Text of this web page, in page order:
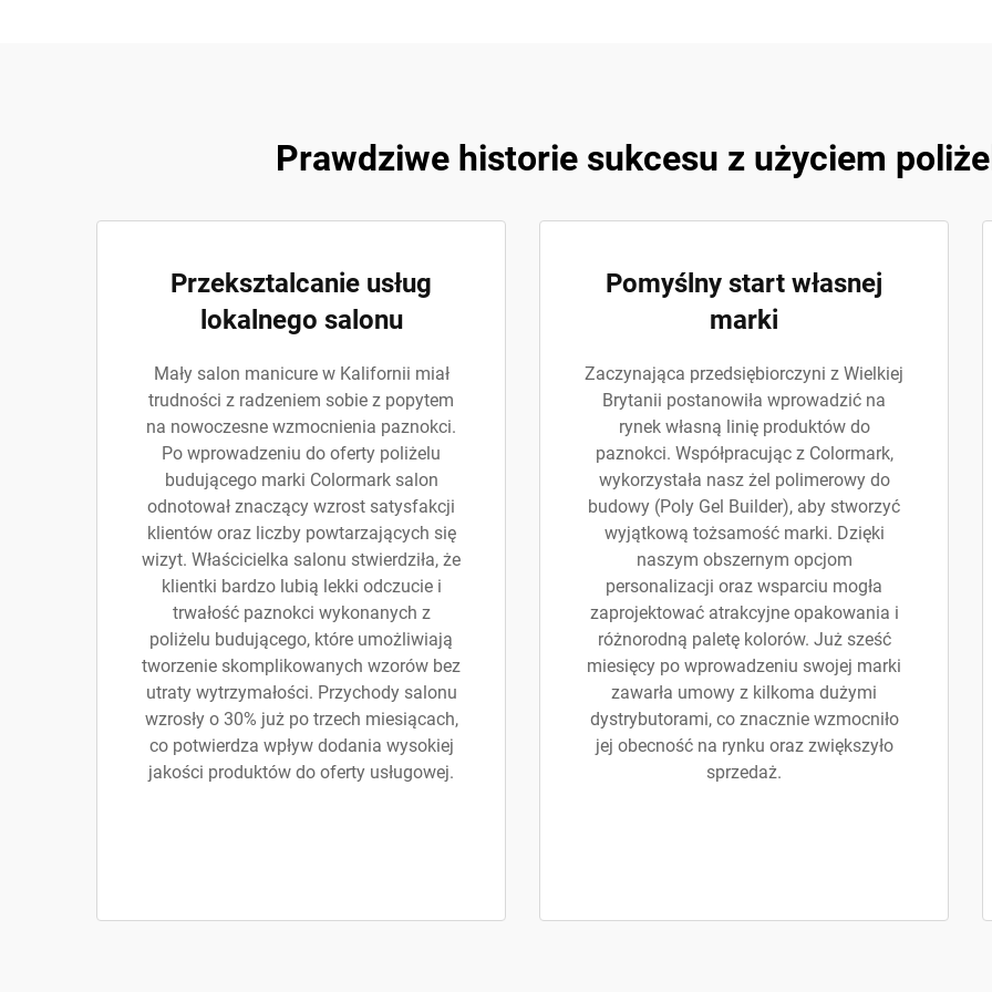
Prawdziwe historie sukcesu z użyciem
Przeksztalcanie usług
lokalnego salonu
Mały salon manicure w Kalifornii miał
trudności z radzeniem sobie z popytem
na nowoczesne wzmocnienia paznokci.
Po wprowadzeniu do oferty poliżelu
budującego marki Colormark salon
odnotował znaczący wzrost satysfakcji
klientów oraz liczby powtarzających się
wizyt. Właścicielka salonu stwierdziła, że
klientki bardzo lubią lekki odczucie i
trwałość paznokci wykonanych z
poliżelu budującego, które umożliwiają
tworzenie skomplikowanych wzorów bez
utraty wytrzymałości. Przychody salonu
wzrosły o 30% już po trzech miesiącach,
co potwierdza wpływ dodania wysokiej
jakości produktów do oferty usługowej.
Pomyślny start własnej
marki
Zaczynająca przedsiębiorczyni z Wielkiej
Brytanii postanowiła wprowadzić na
rynek własną linię produktów do
paznokci. Współpracując z Colormark,
wykorzystała nasz żel polimerowy do
budowy (Poly Gel Builder), aby stworzyć
wyjątkową tożsamość marki. Dzięki
naszym obszernym opcjom
personalizacji oraz wsparciu mogła
zaprojektować atrakcyjne opakowania i
różnorodną paletę kolorów. Już sześć
miesięcy po wprowadzeniu swojej marki
zawarła umowy z kilkoma dużymi
dystrybutorami, co znacznie wzmocniło
jej obecność na rynku oraz zwiększyło
sprzedaż.